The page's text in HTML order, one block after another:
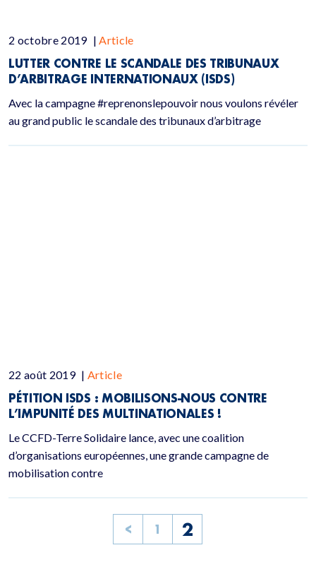
2 octobre 2019 | Article
LUTTER CONTRE LE SCANDALE DES TRIBUNAUX
D’ARBITRAGE INTERNATIONAUX (ISDS)
Avec la campagne #reprenonslepouvoir nous voulons révéler
au grand public le scandale des tribunaux d’arbitrage
22 août 2019 | Article
PÉTITION ISDS : MOBILISONS-NOUS CONTRE
L’IMPUNITÉ DES MULTINATIONALES !
Le CCFD-Terre Solidaire lance, avec une coalition
d’organisations européennes, une grande campagne de
mobilisation contre
< 1 2